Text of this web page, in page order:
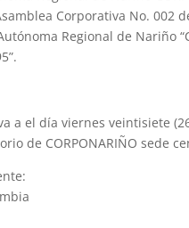
Corporativa No. 002
Regional de Nariño
a el día viernes veintisiete
de CORPONARIÑO sede